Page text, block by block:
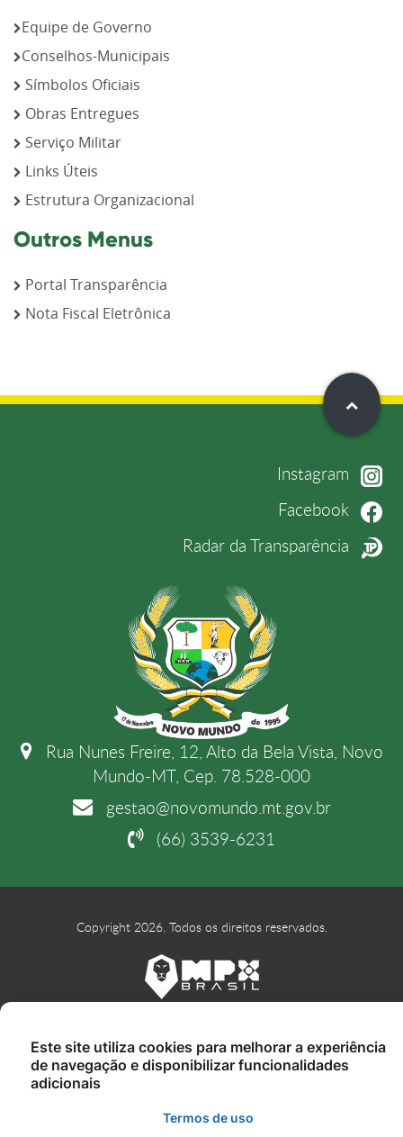
Equipe de Governo
Conselhos-Municipais
Símbolos Oficiais
Obras Entregues
Serviço Militar
Links Úteis
Estrutura Organizacional
Outros Menus
Portal Transparência
Nota Fiscal Eletrônica
Instagram
Facebook
Radar da Transparência
Rua Nunes Freire, 12, Alto da Bela Vista, Novo
Mundo-MT, Cep. 78.528-000
gestao@novomundo.mt.gov.br
(66) 3539-6231
Copyright 2026. Todos os direitos reservados.
Este site utiliza cookies para melhorar a experiência
de navegação e disponibilizar funcionalidades
adicionais
Termos de uso